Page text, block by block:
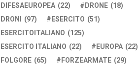
DIFESAEUROPEA (22) DRONE (18)
DRONI (97) ESERCITO (51)
ESERCITOITALIANO (125)
ESERCITO ITALIANO (22) EUROPA (22)
FOLGORE (65) FORZEARMATE (29)